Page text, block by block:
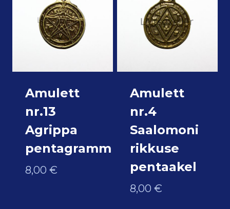
Amulett
nr.13
Agrippa
pentagramm
8,00 €
Amulett
nr.4
Saalomoni
rikkuse
pentaakel
8,00 €